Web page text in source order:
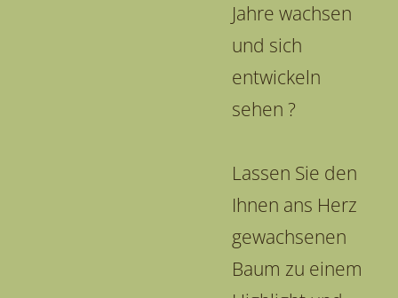
Jahre wachsen
und sich
entwickeln
sehen ?
Lassen Sie den
Ihnen ans Herz
gewachsenen
Baum zu einem